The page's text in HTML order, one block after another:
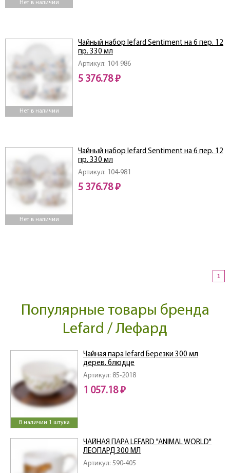
Нет в наличии
Нет в наличии
Артикул: 104-986
Чайный набор lefard Sentiment на 6 пер. 12
пр. 330 мл
5 376.78 ₽
Нет в наличии
Артикул: 104-981
Чайный набор lefard Sentiment на 6 пер. 12
пр. 330 мл
5 376.78 ₽
1
Популярные товары бренда
Lefard / Лефард
В наличии 1 штука
Артикул: 85-2018
Чайная пара lefard Березки 300 мл
дерев. блюдце
1 057.18 ₽
Артикул: 590-405
ЧАЙНАЯ ПАРА LEFARD "ANIMAL WORLD"
ЛЕОПАРД 300 МЛ